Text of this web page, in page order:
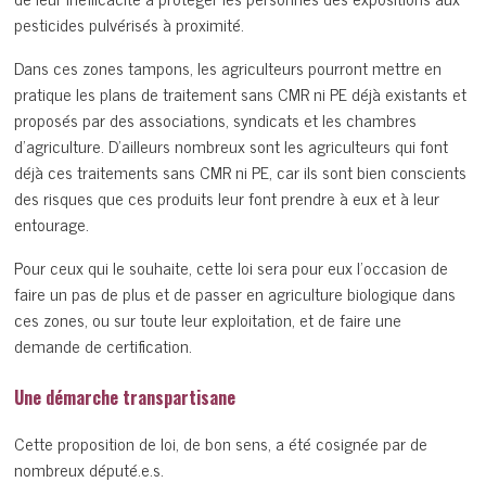
pesticides pulvérisés à proximité.
Dans ces zones tampons, les agriculteurs pourront mettre en
pratique les plans de traitement sans CMR ni PE déjà existants et
proposés par des associations, syndicats et les chambres
d’agriculture. D’ailleurs nombreux sont les agriculteurs qui font
déjà ces traitements sans CMR ni PE, car ils sont bien conscients
des risques que ces produits leur font prendre à eux et à leur
entourage.
Pour ceux qui le souhaite, cette loi sera pour eux l’occasion de
faire un pas de plus et de passer en agriculture biologique dans
ces zones, ou sur toute leur exploitation, et de faire une
demande de certification.
Une démarche transpartisane
Cette proposition de loi, de bon sens, a été cosignée par de
nombreux député.e.s.